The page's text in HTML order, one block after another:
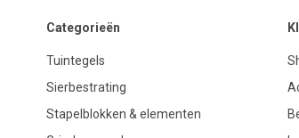
Categorieën
Tuintegels
Sierbestrating
Stapelblokken & elementen